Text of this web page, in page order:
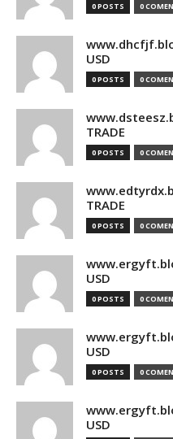
0 POSTS 0
USD
0 POSTS 0
TRADE
0 POSTS 0
TRADE
0 POSTS 0
USD
0 POSTS 0
USD
0 POSTS 0
USD